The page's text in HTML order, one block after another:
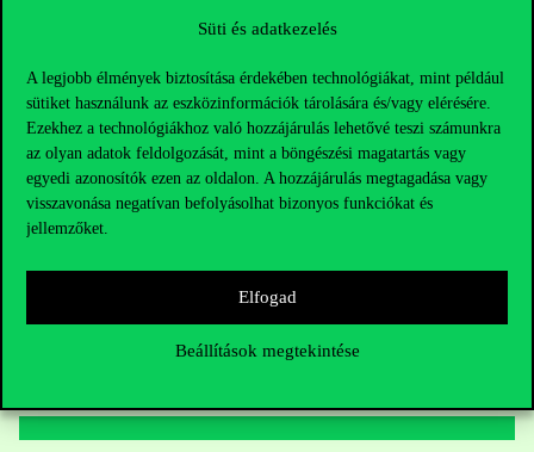
Süti és adatkezelés
A legjobb élmények biztosítása érdekében technológiákat, mint például
sütiket használunk az eszközinformációk tárolására és/vagy elérésére.
Ezekhez a technológiákhoz való hozzájárulás lehetővé teszi számunkra
az olyan adatok feldolgozását, mint a böngészési magatartás vagy
egyedi azonosítók ezen az oldalon. A hozzájárulás megtagadása vagy
visszavonása negatívan befolyásolhat bizonyos funkciókat és
jellemzőket.
Elfogad
Beállítások megtekintése
HUB jelenlegi hallgatóinknak
Sajtó:press@uni-corvinus.hu